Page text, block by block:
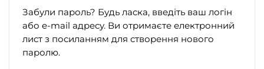
Навчальна література та посібники (527)
Енциклопедії, довідники, словники (55)
Подарункові сертифікати (1)
Забули пароль? Будь ласка, введіть ваш логін
або e-mail адресу. Ви отримаєте електронний
лист з посиланням для створення нового
паролю.